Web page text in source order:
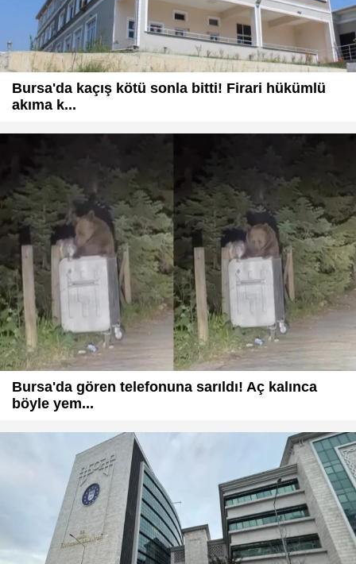
Bursa'da kaçış kötü sonla bitti! Firari hükümlü
akıma k...
Bursa'da gören telefonuna sarıldı! Aç kalınca
böyle yem...